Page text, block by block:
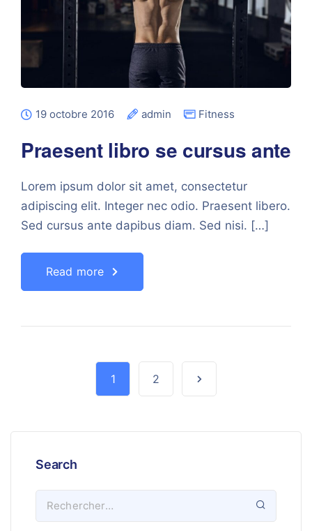
19 octobre 2016 admin Fitness
Praesent libro se cursus ante
Lorem ipsum dolor sit amet, consectetur
adipiscing elit. Integer nec odio. Praesent libero.
Sed cursus ante dapibus diam. Sed nisi. […]
Read more
1 2
Search